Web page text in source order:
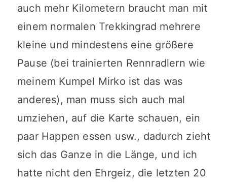
auch mehr Kilometern braucht man mit
einem normalen Trekkingrad mehrere
kleine und mindestens eine größere
Pause (bei trainierten Rennradlern wie
meinem Kumpel Mirko ist das was
anderes), man muss sich auch mal
umziehen, auf die Karte schauen, ein
paar Happen essen usw., dadurch zieht
sich das Ganze in die Länge, und ich
hatte nicht den Ehrgeiz, die letzten 20